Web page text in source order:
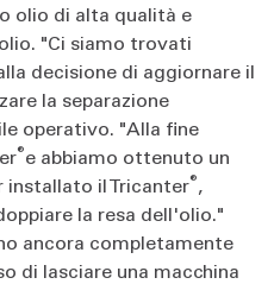
olio di alta qualità e
"Ci siamo trovati
decisione di aggiornare il
la separazione
operativo. "Alla fine
®e abbiamo ottenuto un
il Tricanter®,
la resa dell'olio."
ancora completamente
di lasciare una macchina